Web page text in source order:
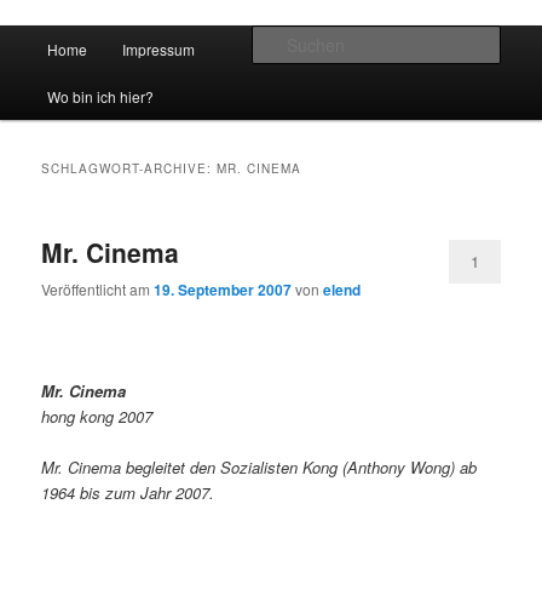
vidgames.de
Zum Inhalt wechseln
Zum sekundären Inhalt wechseln
Home Impressum
Wo bin ich hier?
SCHLAGWORT-ARCHIVE:MR. CINEMA
Mr. Cinema
Veröffentlicht am19. September 2007vonelend
1
Mr. Cinema
hong kong 2007
Mr. Cinema begleitet den Sozialisten Kong (Anthony Wong) ab
1964 bis zum Jahr 2007.